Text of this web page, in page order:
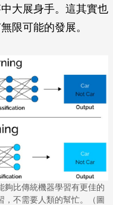
大展身手。這其實也
限可能的發展。
夠比傳統機器學習有更佳的
，不需要人類的幫忙。（圖